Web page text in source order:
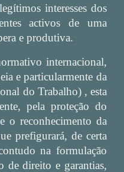
interesses dos
activos de uma
e produtiva.
internacional,
e particularmente da
do Trabalho) , esta
pela proteção do
o reconhecimento da
prefigurará, de certa
na formulação
de direito e garantias,